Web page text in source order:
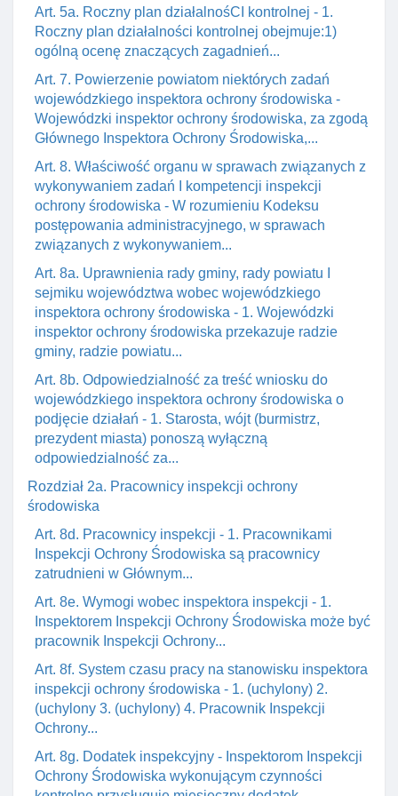
Art. 5a. Roczny plan działalnośCI kontrolnej - 1.
Roczny plan działalności kontrolnej obejmuje:1)
ogólną ocenę znaczących zagadnień...
Art. 7. Powierzenie powiatom niektórych zadań
wojewódzkiego inspektora ochrony środowiska -
Wojewódzki inspektor ochrony środowiska, za zgodą
Głównego Inspektora Ochrony Środowiska,...
Art. 8. Właściwość organu w sprawach związanych z
wykonywaniem zadań I kompetencji inspekcji
ochrony środowiska - W rozumieniu Kodeksu
postępowania administracyjnego, w sprawach
związanych z wykonywaniem...
Art. 8a. Uprawnienia rady gminy, rady powiatu I
sejmiku województwa wobec wojewódzkiego
inspektora ochrony środowiska - 1. Wojewódzki
inspektor ochrony środowiska przekazuje radzie
gminy, radzie powiatu...
Art. 8b. Odpowiedzialność za treść wniosku do
wojewódzkiego inspektora ochrony środowiska o
podjęcie działań - 1. Starosta, wójt (burmistrz,
prezydent miasta) ponoszą wyłączną
odpowiedzialność za...
Rozdział 2a. Pracownicy inspekcji ochrony
środowiska
Art. 8d. Pracownicy inspekcji - 1. Pracownikami
Inspekcji Ochrony Środowiska są pracownicy
zatrudnieni w Głównym...
Art. 8e. Wymogi wobec inspektora inspekcji - 1.
Inspektorem Inspekcji Ochrony Środowiska może być
pracownik Inspekcji Ochrony...
Art. 8f. System czasu pracy na stanowisku inspektora
inspekcji ochrony środowiska - 1. (uchylony) 2.
(uchylony 3. (uchylony) 4. Pracownik Inspekcji
Ochrony...
Art. 8g. Dodatek inspekcyjny - Inspektorom Inspekcji
Ochrony Środowiska wykonującym czynności